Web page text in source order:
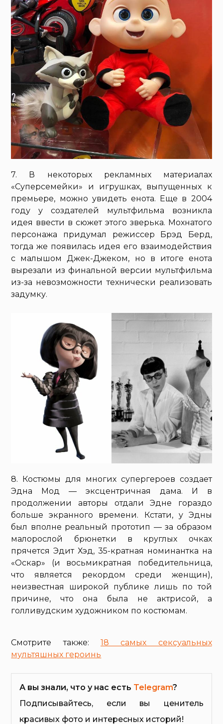
7. В некоторых рекламных материалах
«Суперсемейки» и игрушках, выпущенных к
премьере, можно увидеть енота. Еще в 2004
году у создателей мультфильма возникла
идея ввести в сюжет этого зверька. Мохнатого
персонажа придумал режиссер Брэд Берд,
тогда же появилась идея его взаимодействия
с малышом Джек-Джеком, но в итоге енота
вырезали из финальной версии мультфильма
из-за невозможности технически реализовать
задумку.
8. Костюмы для многих супергероев создает
Эдна Мод — эксцентричная дама. И в
продолжении авторы отдали Эдне гораздо
больше экранного времени. Кстати, у Эдны
был вполне реальный прототип — за образом
малорослой брюнетки в круглых очках
прячется Эдит Хэд, 35-кратная номинантка на
«Оскар» (и восьмикратная победительница,
что является рекордом среди женщин),
неизвестная широкой публике лишь по той
причине, что она была не актрисой, а
голливудским художником по костюмам.
Смотрите также: 18 самых сексуальных
мультяшных героинь
А вы знали, что у нас есть Telegram?
Подписывайтесь, если вы ценитель
красивых фото и интересных историй!